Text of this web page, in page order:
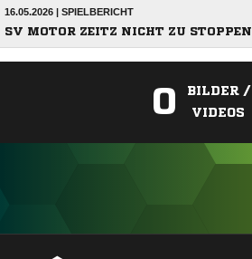
16.05.2026 | SPIELBERICHT
SV MOTOR ZEITZ NICHT ZU STOPPEN
0
BILDER /
VIDEOS